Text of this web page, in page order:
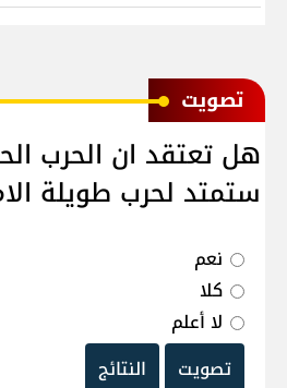
ﺗﺼﻮﻳﺖ
هل تعتقد ان الحرب
ستمتد لحرب طويلة
نعم
كلا
لا أعلم
تصويت
النتائج